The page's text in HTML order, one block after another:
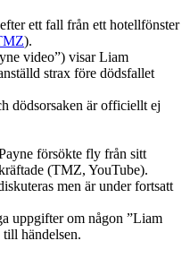
ett fall från ett hotellfönster
).
video”) visar Liam
strax före dödsfallet
dödsorsaken är officiellt ej
försökte fly från sitt
(TMZ, YouTube).
men är under fortsatt
uppgifter om någon ”Liam
till händelsen.